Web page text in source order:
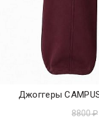
Джоггеры
8800₽